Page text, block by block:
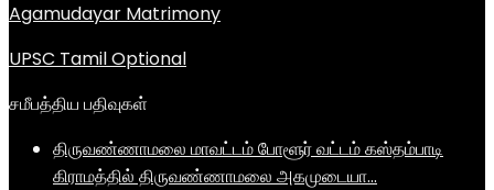
Agamudayar Matrimony
UPSC Tamil Optional
சமீபத்திய பதிவுகள்
திருவண்ணாமலை மாவட்டம் போளூர் வட்டம் கஸ்தம்பாடி
கிராமத்தில் திருவண்ணாமலை அகமுடையா…